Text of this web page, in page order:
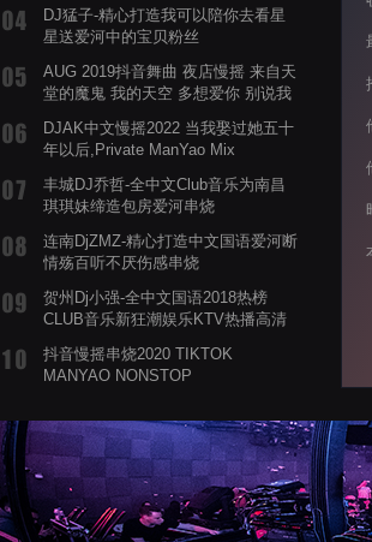
DJ猛子-精心打造我可以陪你去看星
星送爱河中的宝贝粉丝
AUG 2019抖音舞曲 夜店慢摇 来自天
堂的魔鬼 我的天空 多想爱你 别说我
DJAK中文慢摇2022 当我娶过她五十
年以后,Private ManYao Mix
丰城DJ乔哲-全中文Club音乐为南昌
琪琪妹缔造包房爱河串烧
连南DjZMZ-精心打造中文国语爱河断
情殇百听不厌伤感串烧
贺州Dj小强-全中文国语2018热榜
CLUB音乐新狂潮娱乐KTV热播高清
抖音慢摇串烧2020 TIKTOK
MANYAO NONSTOP
蝉爸爸妈妈爱存在夏天的风是想你的
声音啊